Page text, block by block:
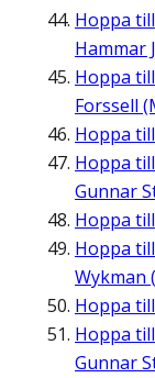
Hoppa till
Hammar
Hoppa till
Forssell
Hoppa till
Hoppa till
Gunnar
Hoppa till
Hoppa till
Wykman
Hoppa till
Hoppa till
Gunnar